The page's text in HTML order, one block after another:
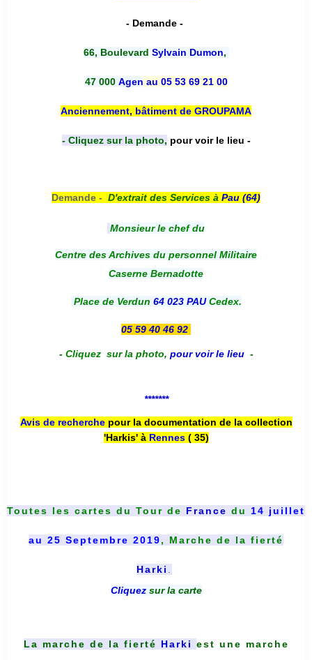
- Demande -
66, Boulevard Sylvain Dumon,
47 000 Agen au 05 53 69 21 00
Anciennement, bâtiment de GROUPAMA
- Cliquez sur la photo, pour voir le lieu -
Demande - D'extrait des Services à Pau (64)
Monsieur le chef du
Centre des Archives du personnel Militaire
Caserne Bernadotte
Place de Verdun 64 023 PAUCedex.
05 59 40 46 92
- Cliquez sur la photo, pour voir le lieu -
*******
Avis de recherche pour la documentation de la collection
'Harkis' à Rennes( 35)
Toutes les cartes du Tour de France du 14 juillet
au 25 Septembre 2019, Marche de la fierté
Harki
Cliquez sur la carte
La marche de la fierté Harki est une marche